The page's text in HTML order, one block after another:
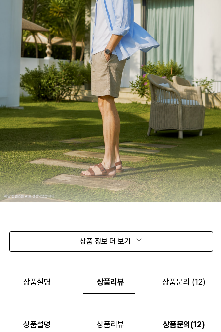
상품 정보 더 보기
상품설명 상품리뷰 상품문의 (12)
상품설명 상품리뷰 상품문의(12)